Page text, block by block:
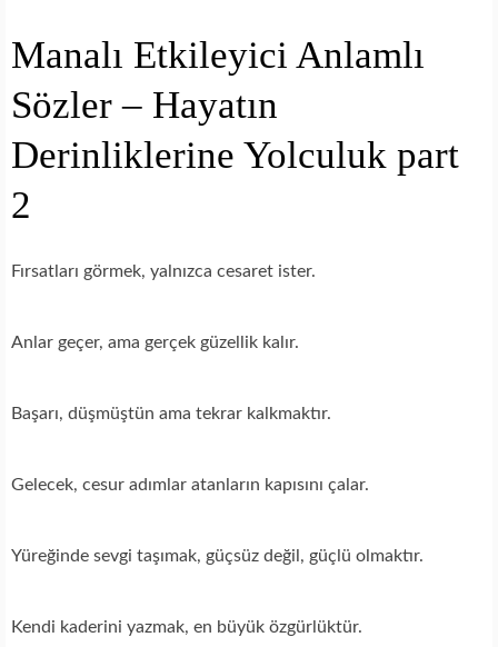
Manalı Etkileyici Anlamlı
Sözler – Hayatın
Derinliklerine Yolculuk part
2
Fırsatları görmek, yalnızca cesaret ister.
Anlar geçer, ama gerçek güzellik kalır.
Başarı, düşmüştün ama tekrar kalkmaktır.
Gelecek, cesur adımlar atanların kapısını çalar.
Yüreğinde sevgi taşımak, güçsüz değil, güçlü olmaktır.
Kendi kaderini yazmak, en büyük özgürlüktür.